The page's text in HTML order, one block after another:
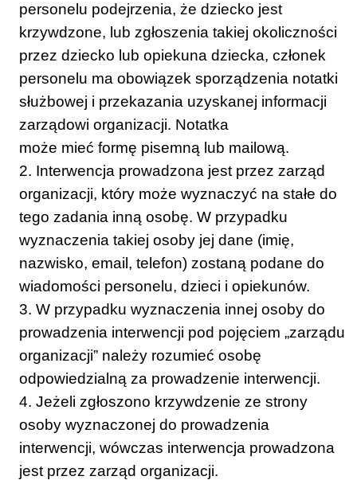
personelu podejrzenia, że dziecko jest
krzywdzone, lub zgłoszenia takiej okoliczności
przez dziecko lub opiekuna dziecka, członek
personelu ma obowiązek sporządzenia notatki
służbowej i przekazania uzyskanej informacji
zarządowi organizacji. Notatka
może mieć formę pisemną lub mailową.
2. Interwencja prowadzona jest przez zarząd
organizacji, który może wyznaczyć na stałe do
tego zadania inną osobę. W przypadku
wyznaczenia takiej osoby jej dane (imię,
nazwisko, email, telefon) zostaną podane do
wiadomości personelu, dzieci i opiekunów.
3. W przypadku wyznaczenia innej osoby do
prowadzenia interwencji pod pojęciem „zarządu
organizacji” należy rozumieć osobę
odpowiedzialną za prowadzenie interwencji.
4. Jeżeli zgłoszono krzywdzenie ze strony
osoby wyznaczonej do prowadzenia
interwencji, wówczas interwencja prowadzona
jest przez zarząd organizacji.